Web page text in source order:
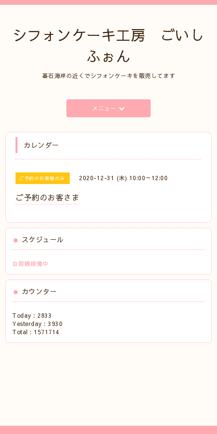
シフォンケーキ工房 ごいし
ふぉん
碁石海岸の近くでシフォンケーキを販売してます
メニュー
カレンダー
ご予約のお客様のみ 2020-12-31 (木) 10:00～12:00
ご予約のお客さま
スケジュール
自販機稼働中
カウンター
Today : 2833
Yesterday :3930
Total : 1571714